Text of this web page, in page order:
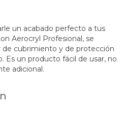
un acabado perfecto a tus
Aerocryl Profesional, se
de cubrimiento y de protección
Es un producto fácil de usar, no
adicional.